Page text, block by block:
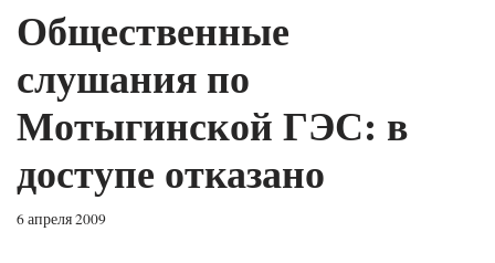
Общественные
слушания по
Мотыгинской ГЭС: в
доступе отказано
6 апреля 2009